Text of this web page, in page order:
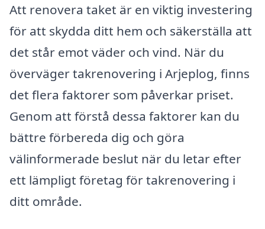
Att renovera taket är en viktig investering
för att skydda ditt hem och säkerställa att
det står emot väder och vind. När du
överväger takrenovering i Arjeplog, finns
det flera faktorer som påverkar priset.
Genom att förstå dessa faktorer kan du
bättre förbereda dig och göra
välinformerade beslut när du letar efter
ett lämpligt företag för takrenovering i
ditt område.